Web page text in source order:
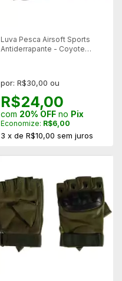
Luva Pesca Airsoft Sports
Antiderrapante - Coyote
por: R$30,00 ou
R$24,00
com 20% OFFno Pix
Economize: R$6,00
3 x de R$10,00 sem juros